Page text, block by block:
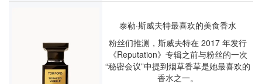
泰勒·斯威夫特最喜欢的美食香水
粉丝们推测，斯威夫特在 2017 年发行
《Reputation》专辑之前与粉丝的一次
“秘密会议”中提到烟草香草是她最喜欢的
香水之一。